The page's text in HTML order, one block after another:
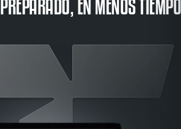
PREPARADO, EN MENOS TIEMPO